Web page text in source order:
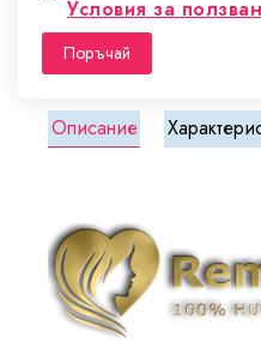
Условия за
Поръчай
Описание